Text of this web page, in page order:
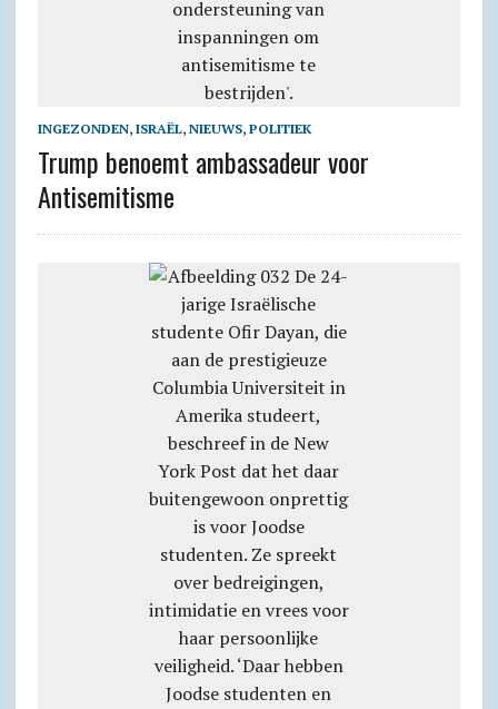
INGEZONDEN, ISRAËL, NIEUWS, POLITIEK
Trump benoemt ambassadeur voor
Antisemitisme